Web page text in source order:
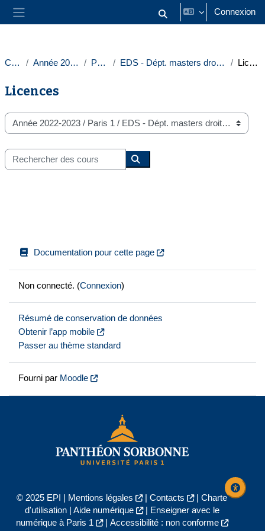
Panneau latéral Activer/désactiver la saisie
Connexion
Cours Année 2022-2023 Paris 1 EDS - Dépt. masters droit intern. europ. Licences
Licences
Catégories de cours
Rechercher des cours
Documentation pour cette page
Non connecté. (Connexion)
Résumé de conservation de données
Obtenir l’app mobile
Passer au thème standard
Fourni par Moodle
© 2025 EPI | Mentions légales | Contacts | Charte
d'utilisation| Aide numérique |
Enseigner avec le
numérique à Paris 1
| Accessibilité : non conforme